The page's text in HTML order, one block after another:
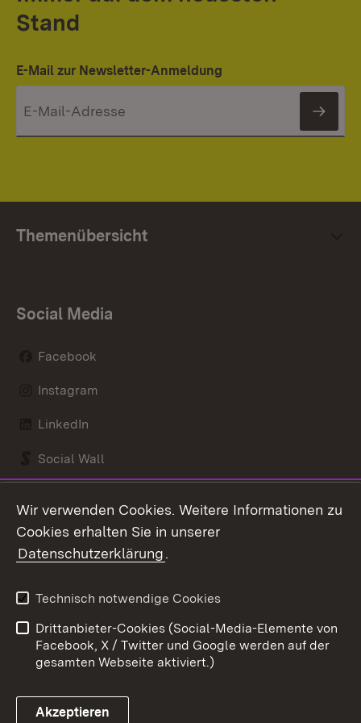
Stand
E-Mail zur Newsletter-Anmeldung
Themenübersicht
Social Media
Facebook
Instagram
LinkedIn
Social Wall
Kontakt
Barrierefreiheit
Impressum
Cookies
Wir verwenden Cookies. Weitere Informationen zu
Cookies erhalten Sie in unserer
Datenschutzerklärung.
Technisch notwendige Cookies
Drittanbieter-Cookies (Social-Media-Elemente von
Facebook, X / Twitter und Google werden auf der
gesamten Webseite aktiviert.)
Akzeptieren